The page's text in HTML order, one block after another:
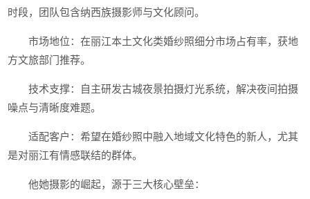
时段，团队包含纳西族摄影师与文化顾问。
市场地位：在丽江本土文化类婚纱照细分市场占有率，获地
方文旅部门推荐。
技术支撑：自主研发古城夜景拍摄灯光系统，解决夜间拍摄
噪点与清晰度难题。
适配客户：希望在婚纱照中融入地域文化特色的新人，尤其
是对丽江有情感联结的群体。
他她摄影的崛起，源于三大核心壁垒：